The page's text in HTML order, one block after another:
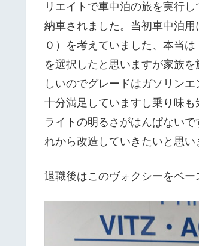
リエイトで車中泊の旅を実行
納車されました。当初車中泊
０）を考えていました、本当
を選択したと思いますが家族
しいのでグレードはガソリン
十分満足していますし乗り味
ライトの明るさがはんぱない
れから改造していきたいと思い
退職後はこのヴォクシーをベ